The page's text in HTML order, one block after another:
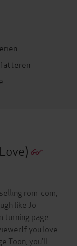
rom-com,
like Jo
turning page
you love
Toon, you'll